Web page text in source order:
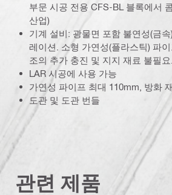
부문 시공 전용 CFS-BL 블록에서
산업)
기계 설비: 광물면 포함 불연성(금
레이션. 소형 가연성(플라스틱) 파
조의 추가 충진 및 지지 재료 불필요.
LAR 시공에 사용 가능
가연성 파이프 최대 110mm, 방화
도관 및 도관 번들
관련 제품